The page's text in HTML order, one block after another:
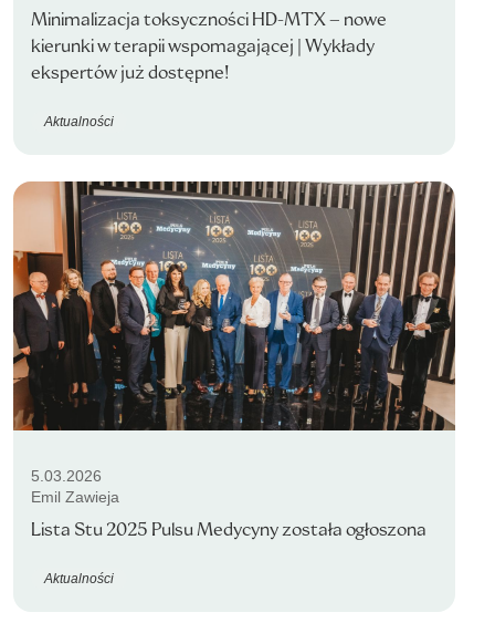
Minimalizacja toksyczności HD-MTX – nowe
kierunki w terapii wspomagającej | Wykłady
ekspertów już dostępne!
Aktualności
5.03.2026
Emil Zawieja
Lista Stu 2025 Pulsu Medycyny została ogłoszona
Aktualności